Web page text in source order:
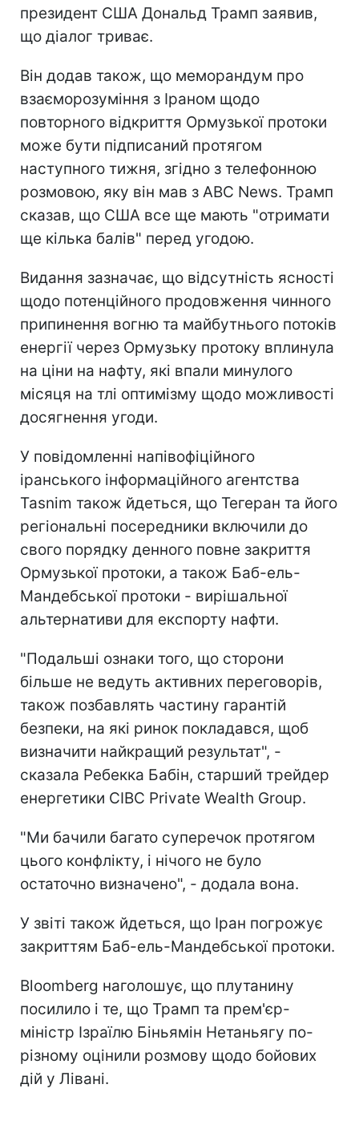
президент США Дональд Трамп заявив,
що діалог триває.
Він додав також, що меморандум про
взаєморозуміння з Іраном щодо
повторного відкриття Ормузької протоки
може бути підписаний протягом
наступного тижня, згідно з телефонною
розмовою, яку він мав з ABC News. Трамп
сказав, що США все ще мають "отримати
ще кілька балів" перед угодою.
Видання зазначає, що відсутність ясності
щодо потенційного продовження чинного
припинення вогню та майбутнього потоків
енергії через Ормузьку протоку вплинула
на ціни на нафту, які впали минулого
місяця на тлі оптимізму щодо можливості
досягнення угоди.
У повідомленні напівофіційного
іранського інформаційного агентства
Tasnim також йдеться, що Тегеран та його
регіональні посередники включили до
свого порядку денного повне закриття
Ормузької протоки, а також Баб-ель-
Мандебської протоки - вирішальної
альтернативи для експорту нафти.
"Подальші ознаки того, що сторони
більше не ведуть активних переговорів,
також позбавлять частину гарантій
безпеки, на які ринок покладався, щоб
визначити найкращий результат", -
сказала Ребекка Бабін, старший трейдер
енергетики CIBC Private Wealth Group.
"Ми бачили багато суперечок протягом
цього конфлікту, і нічого не було
остаточно визначено", - додала вона.
У звіті також йдеться, що Іран погрожує
закриттям Баб-ель-Мандебської протоки.
Bloomberg наголошує, що плутанину
посилило і те, що Трамп та прем'єр-
міністр Ізраїлю Біньямін Нетаньягу по-
різному оцінили розмову щодо бойових
дій у Лівані.